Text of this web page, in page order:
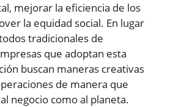
mejorar la eficiencia de los
la equidad social. En lugar
tradicionales de
que adoptan esta
buscan maneras creativas
de manera que
negocio como al planeta.